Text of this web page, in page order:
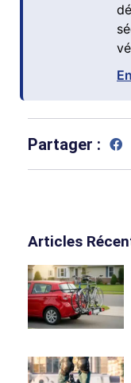
Partager :
Articles